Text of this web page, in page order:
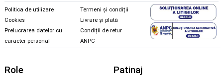
Politica de utilizare
Cookies
Prelucrarea datelor cu
caracter personal
Termeni și condiții
Livrare și plată
Condiții de retur
ANPC
Role Patinaj